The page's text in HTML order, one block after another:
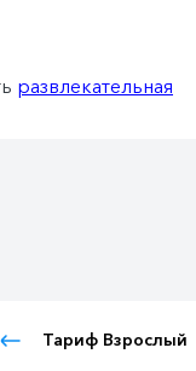
развлекательная
Тариф Взрослый